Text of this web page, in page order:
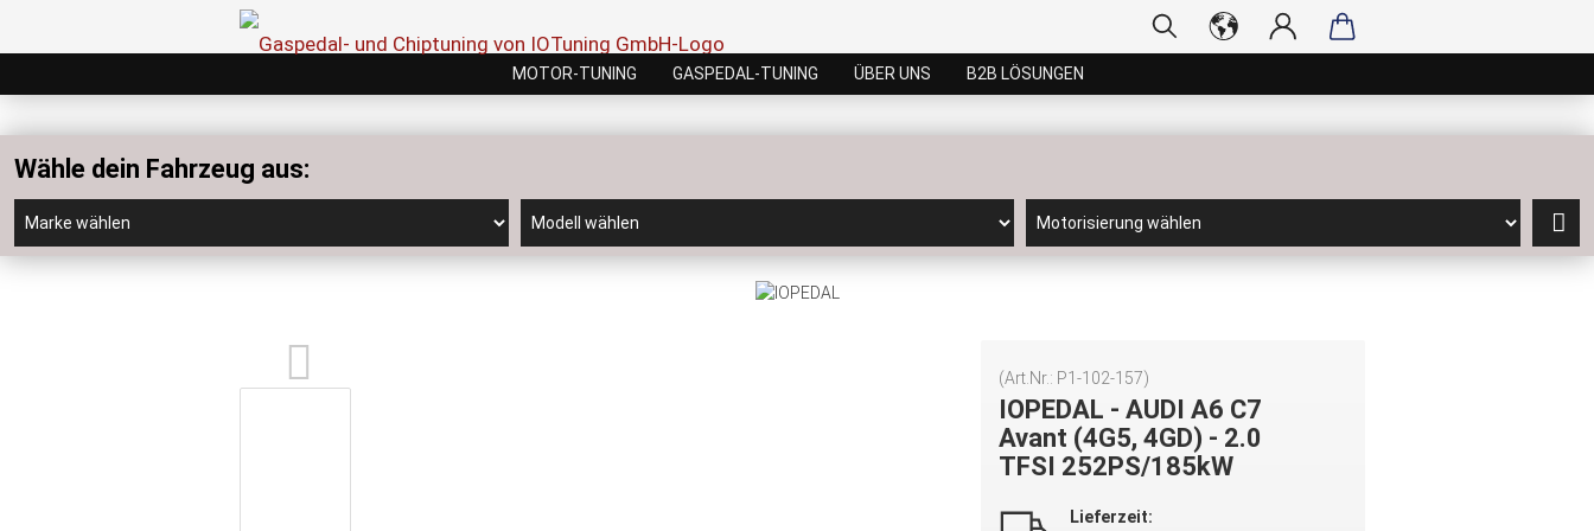
MOTOR-TUNING GASPEDAL-TUNING ÜBER UNS B2B LÖSUNGEN
Wähle dein Fahrzeug aus:
(Art.Nr.: P1-102-157)
IOPEDAL - AUDI A6 C7
Avant (4G5, 4GD) - 2.0
TFSI 252PS/185kW
Lieferzeit: